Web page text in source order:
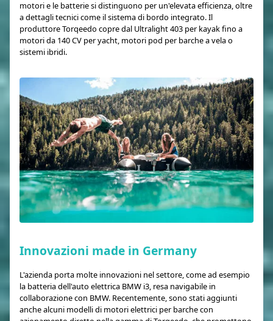
motori e le batterie si distinguono per un'elevata efficienza, oltre
a dettagli tecnici come il sistema di bordo integrato. Il
produttore Torqeedo copre dal Ultralight 403 per kayak fino a
motori da 140 CV per yacht, motori pod per barche a vela o
sistemi ibridi.
Innovazioni made in Germany
L'azienda porta molte innovazioni nel settore, come ad esempio
la batteria dell'auto elettrica BMW i3, resa navigabile in
collaborazione con BMW. Recentemente, sono stati aggiunti
anche alcuni modelli di motori elettrici per barche con